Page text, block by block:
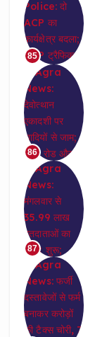
85
86
87